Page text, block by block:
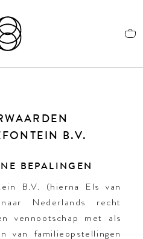
B.V.
BEPALINGEN
B.V. (hierna Els van
Nederlands recht
vennootschap met als
van familieopstellingen